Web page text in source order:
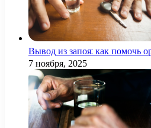
Вывод из запоя: как помочь
7 ноября, 2025